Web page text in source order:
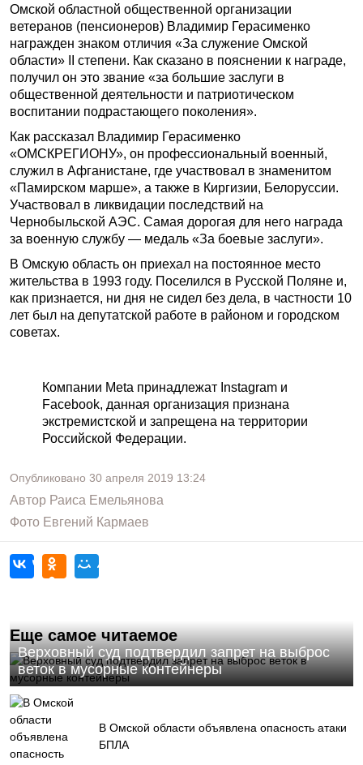
Омской областной общественной организации
ветеранов (пенсионеров) Владимир Герасименко
награжден знаком отличия «За служение Омской
области» II степени. Как сказано в пояснении к награде,
получил он это звание «за большие заслуги в
общественной деятельности и патриотическом
воспитании подрастающего поколения».
Как рассказал Владимир Герасименко
«ОМСКРЕГИОНУ», он профессиональный военный,
служил в Афганистане, где участвовал в знаменитом
«Памирском марше», а также в Киргизии, Белоруссии.
Участвовал в ликвидации последствий на
Чернобыльской АЭС. Самая дорогая для него награда
за военную службу — медаль «За боевые заслуги».
В Омскую область он приехал на постоянное место
жительства в 1993 году. Поселился в Русской Поляне и,
как признается, ни дня не сидел без дела, в частности 10
лет был на депутатской работе в районом и городском
советах.
Компании Meta принадлежат Instagram и
Facebook, данная организация признана
экстремистской и запрещена на территории
Российской Федерации.
Опубликовано 30 апреля 2019 13:24
Автор Раиса Емельянова
Фото Евгений Кармаев
Еще самое читаемое
Верховный суд подтвердил запрет на выброс
веток в мусорные контейнеры
В Омской области объявлена опасность атаки
БПЛА